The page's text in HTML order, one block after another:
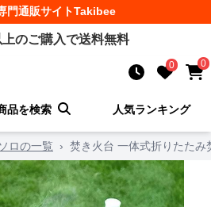
門通販サイトTakibee
のご購入で送料無料
0 0
品を検索 人気ランキング
ロの一覧 › 焚き火台 一体式折りたた